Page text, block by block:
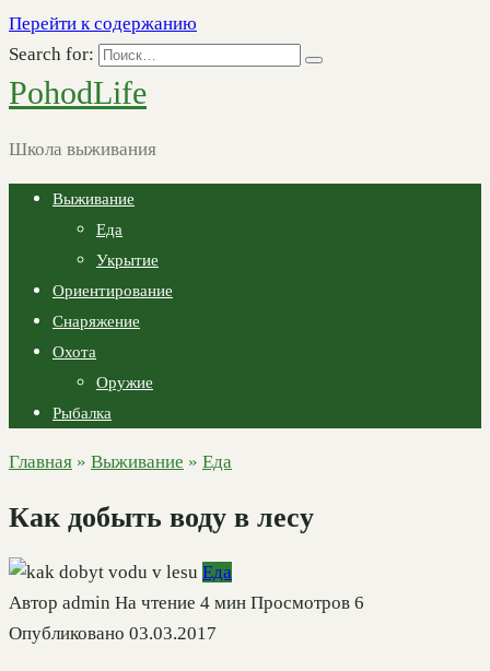
Перейти к содержанию
Search for:
PohodLife
Школа выживания
Выживание
Еда
Укрытие
Ориентирование
Снаряжение
Охота
Оружие
Рыбалка
Главная » Выживание » Еда
Как добыть воду в лесу
Еда
Автор admin На чтение 4 мин Просмотров 6
Опубликовано 03.03.2017